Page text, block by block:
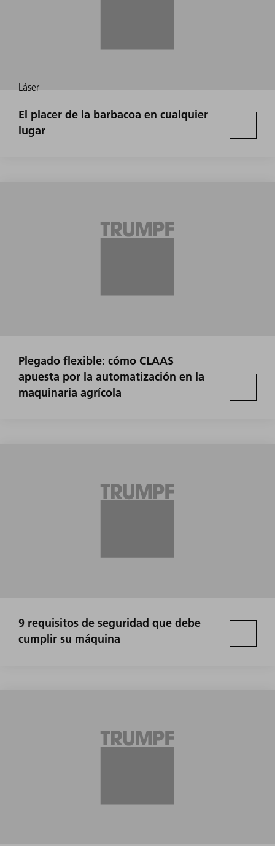
Láser
El placer de la barbacoa en cualquier
lugar
Plegado flexible: cómo CLAAS
apuesta por la automatización en la
maquinaria agrícola
9 requisitos de seguridad que debe
cumplir su máquina